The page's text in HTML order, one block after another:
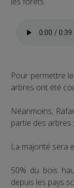
Pour permettre
arbres ont été
Néanmoins,
partie des arbres
La majorité sera
50% du bois
depuis les pays